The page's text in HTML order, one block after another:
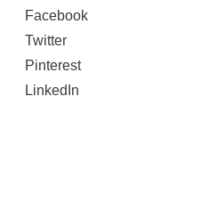
Facebook
Twitter
Pinterest
LinkedIn